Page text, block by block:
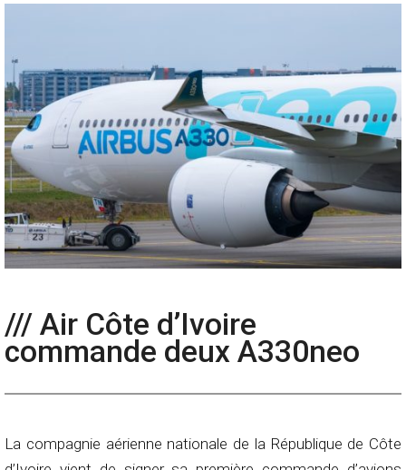
/// Air Côte d’Ivoire
commande deux A330neo
La compagnie aérienne nationale de la République de Côte